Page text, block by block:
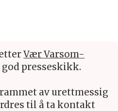
Vær Varsom-
presseskikk.
av urettmessig
til å ta kontakt